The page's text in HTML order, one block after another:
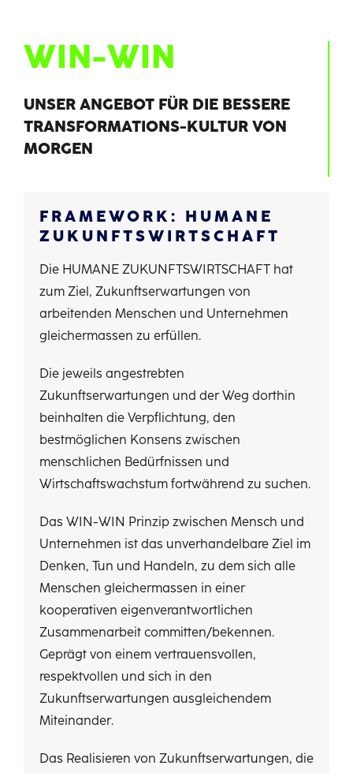
WIN-WIN
UNSER ANGEBOT FÜR DIE BESSERE
TRANSFORMATIONS-KULTUR VON
MORGEN
FRAMEWORK: HUMANE
ZUKUNFTSWIRTSCHAFT
Die HUMANE ZUKUNFTSWIRTSCHAFT hat
zum Ziel, Zukunftserwartungen von
arbeitenden Menschen und Unternehmen
gleichermassen zu erfüllen.
Die jeweils angestrebten
Zukunftserwartungen und der Weg dorthin
beinhalten die Verpflichtung, den
bestmöglichen Konsens zwischen
menschlichen Bedürfnissen und
Wirtschaftswachstum fortwährend zu suchen.
Das WIN-WIN Prinzip zwischen Mensch und
Unternehmen ist das unverhandelbare Ziel im
Denken, Tun und Handeln,zu dem sich alle
Menschen gleichermassen in einer
kooperativen eigenverantwortlichen
Zusammenarbeit committen/bekennen.
Geprägt von einemvertrauensvollen,
respektvollen und sich in den
Zukunftserwartungen ausgleichendem
Miteinander.
Das Realisieren von Zukunftserwartungen, die